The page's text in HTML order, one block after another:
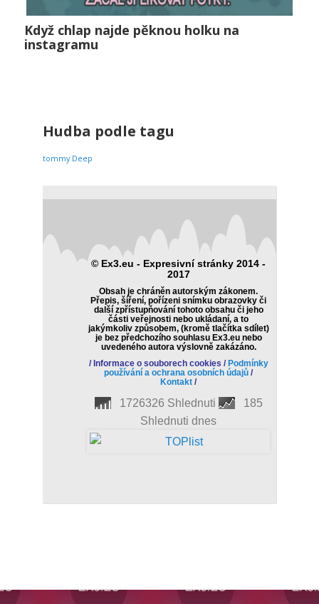
Když chlap najde pěknou holku na instagramu
Když chlap najde pěknou holku na
instagramu
Hudba podle tagu
tommy Deep
© Ex3.eu - Expresivní stránky 2014 -
2017
Obsah je chráněn autorským zákonem.
Přepis, šíření, pořízeni snímku obrazovky či
další zpřístupňování tohoto obsahu či jeho
části veřejnosti nebo ukládaní, a to
jakýmkoliv způsobem, (kromě tlačítka sdílet)
je bez předchozího souhlasu Ex3.eu nebo
uvedeného autora výslovně zakázáno.
/ Informace o souborech cookies / Podmínky
používání a ochrana osobních údajů /
Kontakt /
1726326 Shlednuti
185
Shlednuti dnes